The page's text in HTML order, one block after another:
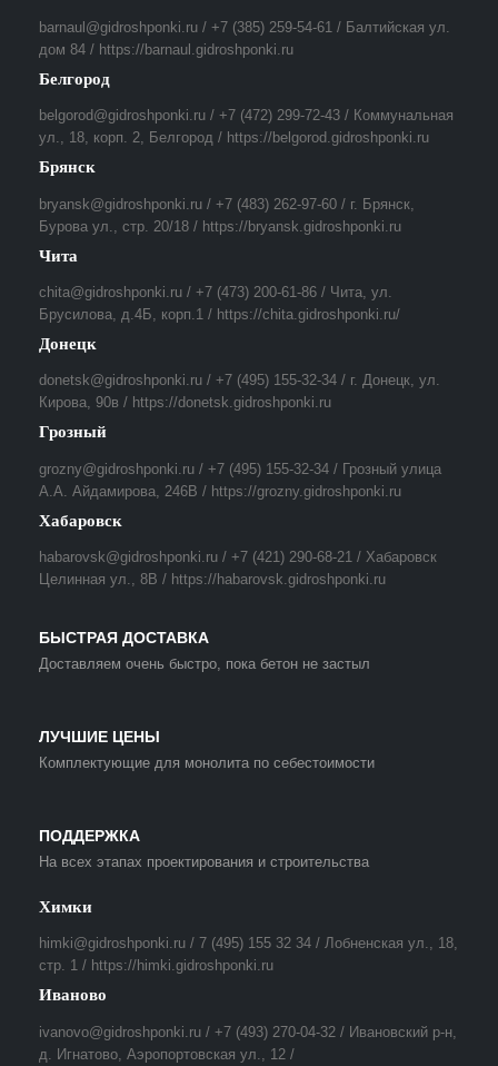
barnaul@gidroshponki.ru / +7 (385) 259-54-61 / Балтийская ул.
дом 84 / https://barnaul.gidroshponki.ru
Белгород
belgorod@gidroshponki.ru / +7 (472) 299-72-43 / Коммунальная
ул., 18, корп. 2, Белгород / https://belgorod.gidroshponki.ru
Брянск
bryansk@gidroshponki.ru / +7 (483) 262-97-60 / г. Брянск,
Бурова ул., стр. 20/18 / https://bryansk.gidroshponki.ru
Чита
chita@gidroshponki.ru / +7 (473) 200-61-86 / Чита, ул.
Брусилова, д.4Б, корп.1 / https://chita.gidroshponki.ru/
Донецк
donetsk@gidroshponki.ru / +7 (495) 155-32-34 / г. Донецк, ул.
Кирова, 90в / https://donetsk.gidroshponki.ru
Грозный
grozny@gidroshponki.ru / +7 (495) 155-32-34 / Грозный улица
А.А. Айдамирова, 246В / https://grozny.gidroshponki.ru
Хабаровск
habarovsk@gidroshponki.ru / +7 (421) 290-68-21 / Хабаровск
Целинная ул., 8В / https://habarovsk.gidroshponki.ru
БЫСТРАЯ ДОСТАВКА
Доставляем очень быстро, пока бетон не застыл
ЛУЧШИЕ ЦЕНЫ
Комплектующие для монолита по себестоимости
ПОДДЕРЖКА
На всех этапах проектирования и строительства
Химки
himki@gidroshponki.ru / 7 (495) 155 32 34 / Лобненская ул., 18,
стр. 1 / https://himki.gidroshponki.ru
Иваново
ivanovo@gidroshponki.ru / +7 (493) 270-04-32 / Ивановский р-н,
д. Игнатово, Аэропортовская ул., 12 /